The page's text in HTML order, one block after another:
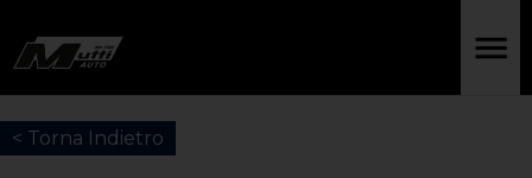
< Torna Indietro